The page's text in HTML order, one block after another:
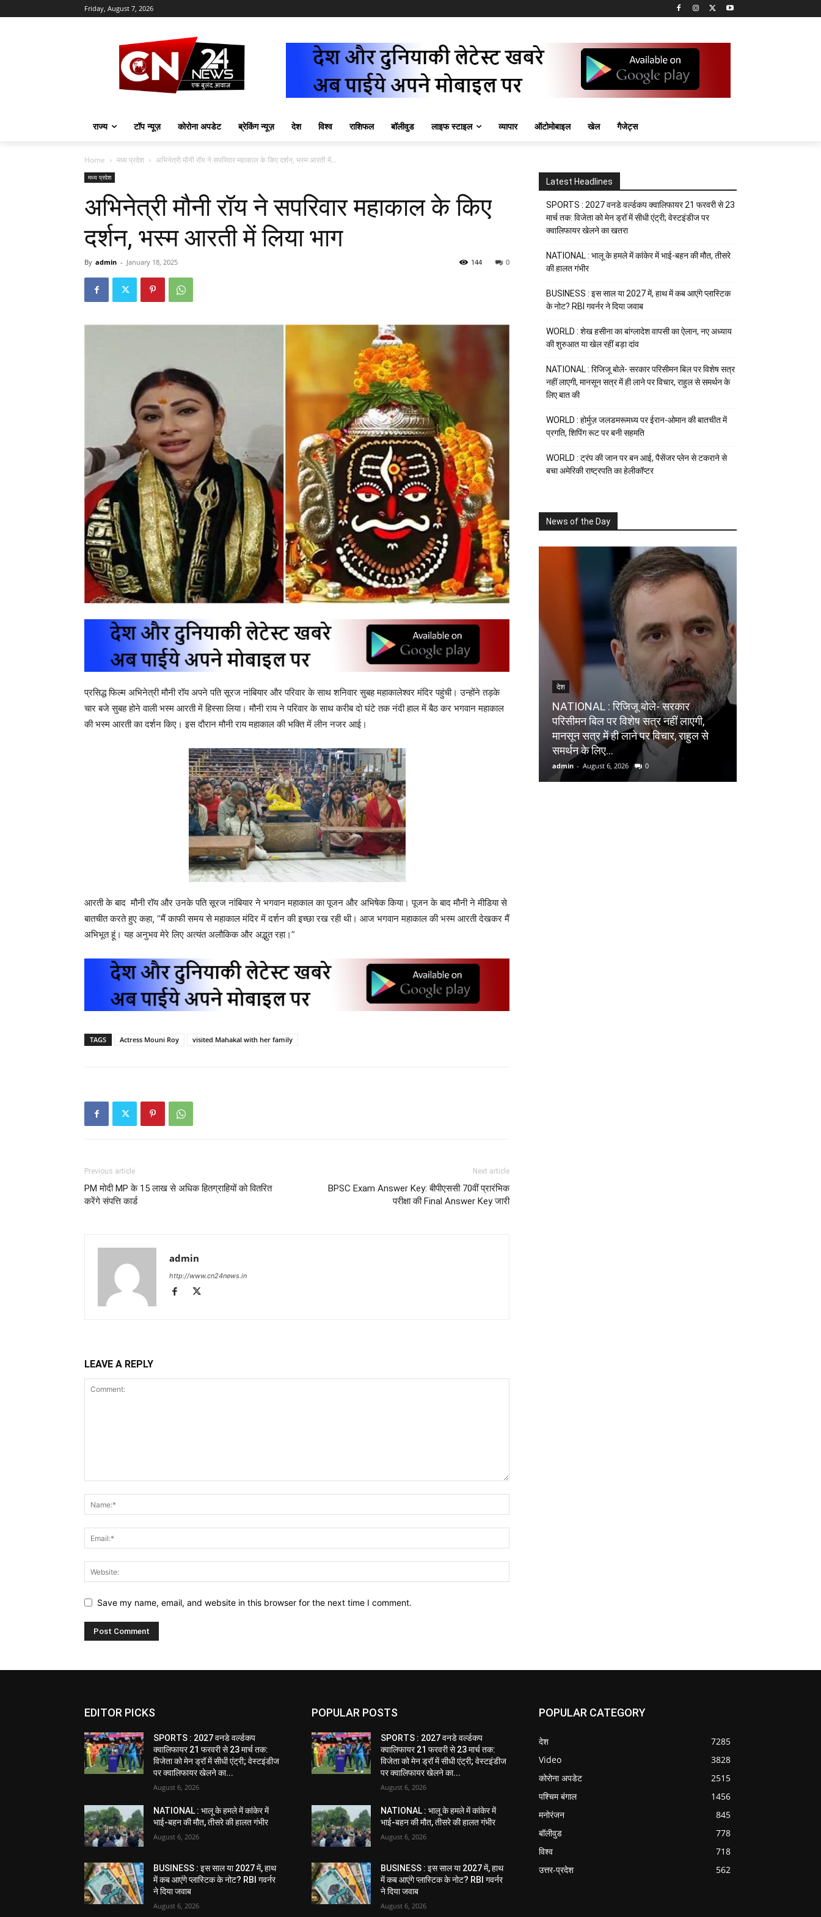
Friday, August 7, 2026
राज्य टॉप न्यूज़ कोरोना अपडेट ब्रेकिंग न्यूज़ देश विश्व राशिफल बॉलीवुड लाइफ स्टाइल व्यापार ऑटोमोबाइल खेल गैजेट्स
Home मध्य प्रदेश अभिनेत्री मौनी रॉय ने सपरिवार महाकाल के किए दर्शन, भस्म आरती में...
मध्य प्रदेश
अभिनेत्री मौनी रॉय ने सपरिवार महाकाल के किए
दर्शन, भस्म आरती में लिया भाग
By admin - January 18, 2025 0
144
प्रसिद्ध फिल्म अभिनेत्री मौनी रॉय अपने पति सूरज नांबियार और परिवार के साथ शनिवार सुबह महाकालेश्वर मंदिर पहुंची। उन्होंने तड़के
चार बजे सुबह होने वाली भस्म आरती में हिस्सा लिया। मौनी राय ने परिवार के साथ करीब दो घंटे तक नंदी हाल में बैठ कर भगवान महाकाल
की भस्म आरती का दर्शन किए। इस दौरान मौनी राय महाकाल की भक्ति में लीन नजर आई।
आरती के बाद मौनी रॉय और उनके पति सूरज नांबियार ने भगवान महाकाल का पूजन और अभिषेक किया। पूजन के बाद मौनी ने मीडिया से
बातचीत करते हुए कहा, “मैं काफी समय से महाकाल मंदिर में दर्शन की इच्छा रख रही थी। आज भगवान महाकाल की भस्म आरती देखकर मैं
अभिभूत हूं। यह अनुभव मेरे लिए अत्यंत अलौकिक और अद्भुत रहा।”
TAGS Actress Mouni Roy visited Mahakal with her family
Previous article
PM मोदी MP के 15 लाख से अधिक हितग्राहियों को वितरित
करेंगे संपत्ति कार्ड
Next article
BPSC Exam Answer Key: बीपीएससी 70वीं प्रारंभिक
परीक्षा की Final Answer Key जारी
admin
http://www.cn24news.in
LEAVE A REPLY
Save my name, email, and website in this browser for the next time I comment.
Latest Headlines
SPORTS : 2027 वनडे वर्ल्डकप क्वालिफायर 21 फरवरी से 23
मार्च तक: विजेता को मेन ड्रॉ में सीधी एंट्री; वेस्टइंडीज पर
क्वालिफायर खेलने का खतरा
NATIONAL : भालू के हमले में कांकेर में भाई-बहन की मौत, तीसरे
की हालत गंभीर
BUSINESS : इस साल या 2027 में, हाथ में कब आएंगे प्लास्टिक
के नोट? RBI गवर्नर ने दिया जवाब
WORLD : शेख हसीना का बांग्लादेश वापसी का ऐलान, नए अध्याय
की शुरुआत या खेल रहीं बड़ा दांव
NATIONAL : रिजिजू बोले- सरकार परिसीमन बिल पर विशेष सत्र
नहीं लाएगी, मानसून सत्र में ही लाने पर विचार, राहुल से समर्थन के
लिए बात की
WORLD : होर्मुज़ जलडमरूमध्य पर ईरान-ओमान की बातचीत में
प्रगति, शिपिंग रूट पर बनी सहमति
WORLD : ट्रंप की जान पर बन आई, पैसेंजर प्लेन से टकराने से
बचा अमेरिकी राष्ट्रपति का हेलीकॉप्टर
News of the Day
देश
NATIONAL : रिजिजू बोले- सरकार
परिसीमन बिल पर विशेष सत्र नहीं लाएगी,
मानसून सत्र में ही लाने पर विचार, राहुल से
समर्थन के लिए...
admin - August 6, 2026 0
EDITOR PICKS
SPORTS : 2027 वनडे वर्ल्डकप
क्वालिफायर 21 फरवरी से 23 मार्च तक:
विजेता को मेन ड्रॉ में सीधी एंट्री; वेस्टइंडीज
पर क्वालिफायर खेलने का...
August 6, 2026
NATIONAL : भालू के हमले में कांकेर में
भाई-बहन की मौत, तीसरे की हालत गंभीर
August 6, 2026
BUSINESS : इस साल या 2027 में, हाथ
में कब आएंगे प्लास्टिक के नोट? RBI गवर्नर
ने दिया जवाब
August 6, 2026
POPULAR POSTS
SPORTS : 2027 वनडे वर्ल्डकप
क्वालिफायर 21 फरवरी से 23 मार्च तक:
विजेता को मेन ड्रॉ में सीधी एंट्री; वेस्टइंडीज
पर क्वालिफायर खेलने का...
August 6, 2026
NATIONAL : भालू के हमले में कांकेर में
भाई-बहन की मौत, तीसरे की हालत गंभीर
August 6, 2026
BUSINESS : इस साल या 2027 में, हाथ
में कब आएंगे प्लास्टिक के नोट? RBI गवर्नर
ने दिया जवाब
August 6, 2026
POPULAR CATEGORY
देश
7285
Video
3828
कोरोना अपडेट
2515
पश्चिम बंगाल
1456
मनोरंजन
845
बॉलीवुड
778
विश्व
718
उत्तर-प्रदेश
562